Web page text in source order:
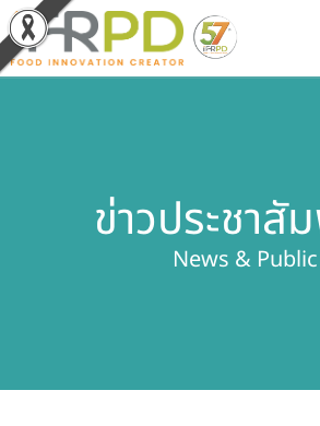
ผลิตภัณฑ์และจำหน่าย
เกี่ยวกับสถาบัน
ข่าวประชาสั
News & Public